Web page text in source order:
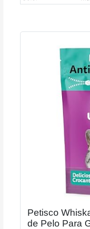
Petisco
de Pelo Para